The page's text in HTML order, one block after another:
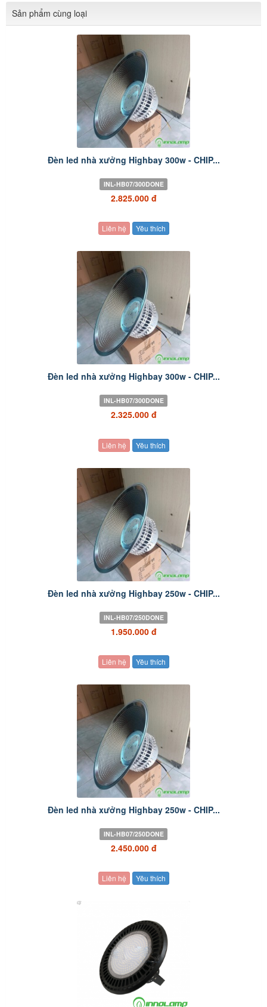
Sản phẩm cùng loại
Đèn led nhà xưởng Highbay 300w - CHIP...
INL-HB07/300DONE
2.825.000 đ
Liên hệ Yêu thích
Đèn led nhà xưởng Highbay 300w - CHIP...
INL-HB07/300DONE
2.325.000 đ
Liên hệ Yêu thích
Đèn led nhà xưởng Highbay 250w - CHIP...
INL-HB07/250DONE
1.950.000 đ
Liên hệ Yêu thích
Đèn led nhà xưởng Highbay 250w - CHIP...
INL-HB07/250DONE
2.450.000 đ
Liên hệ Yêu thích